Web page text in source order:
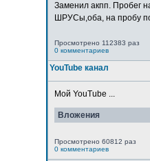
Заменил акпп. Пробег
ШРУСы,оба, на пробу
Просмотрено 112383 раз
0 комментариев
YouTube канал
Мой YouTube ...
Вложения
Просмотрено 60812 раз
0 комментариев